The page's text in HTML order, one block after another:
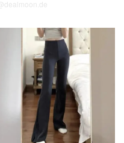
@dealmoon.de